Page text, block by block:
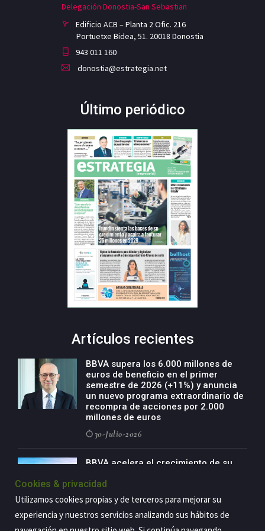
Delegación Donostia-San Sebastian
Edificio ACB – Planta 2 Ofic. 216
Portuetxe Bidea, 51. 20018 Donostia
943 011 160
donostia@estrategia.net
Último periódico
Artículos recientes
BBVA supera los 6.000 millones de
euros de beneficio en el primer
semestre de 2026 (+11%) y anuncia
un nuevo programa extraordinario de
recompra de acciones por 2.000
millones de euros
30-Julio-2026
BBVA acelera el crecimiento de su
de especialización presente en siete
países
29-Julio-2026
Cookies & privacidad
Utilizamos cookies propias y de terceros para mejorar su
experiencia y nuestros servicios analizando sus hábitos de